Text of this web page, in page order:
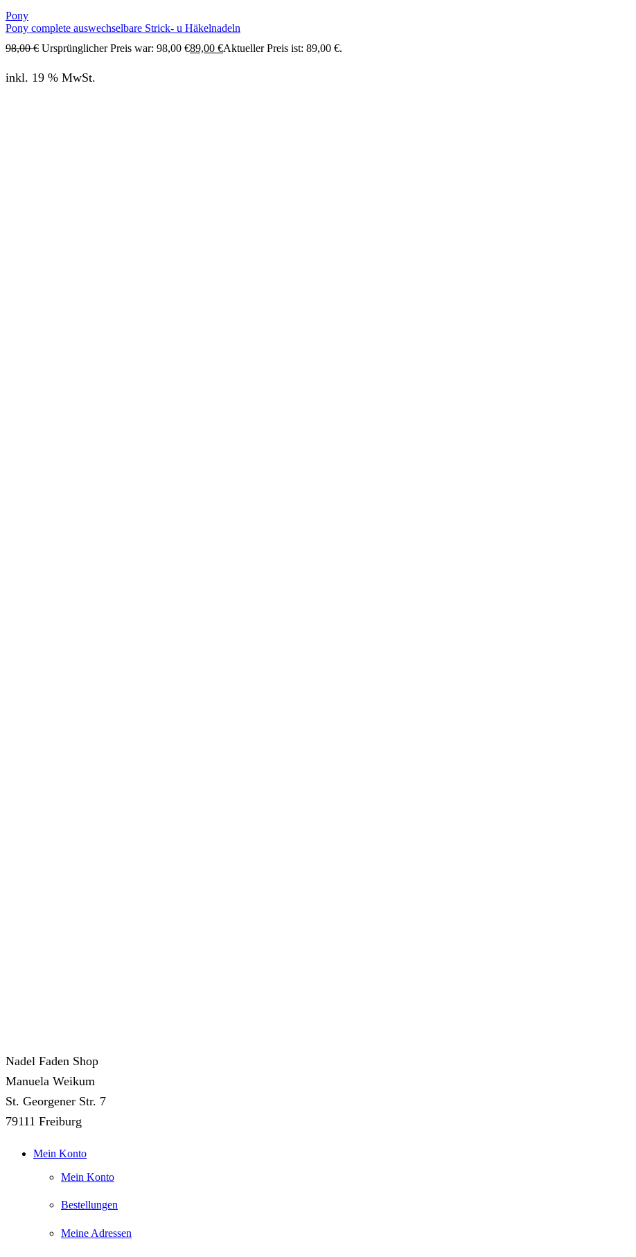
Pony
Pony complete auswechselbare Strick- u Häkelnadeln
98,00€ Ursprünglicher Preis war: 98,00 €89,00 €Aktueller Preis ist: 89,00 €.
inkl. 19 % MwSt.
Nadel Faden Shop
Manuela Weikum
St. Georgener Str. 7
79111 Freiburg
Mein Konto
Mein Konto
Bestellungen
Meine Adressen